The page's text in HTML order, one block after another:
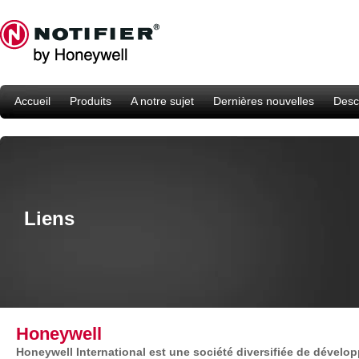
Accueil Produits A notre sujet Dernières nouvelles
Liens
Honeywell
Honeywell International est une société diversifiée de